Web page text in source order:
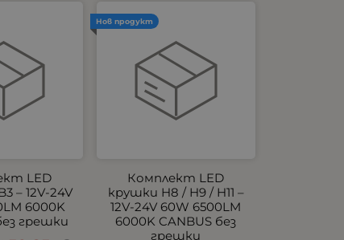
LED
– 12V-24V
6000K
грешки
Комплект LED
крушки H8 / H9 / H11 –
12V-24V 60W 6500LM
6000K CANBUS без
грешки
Нов продукт